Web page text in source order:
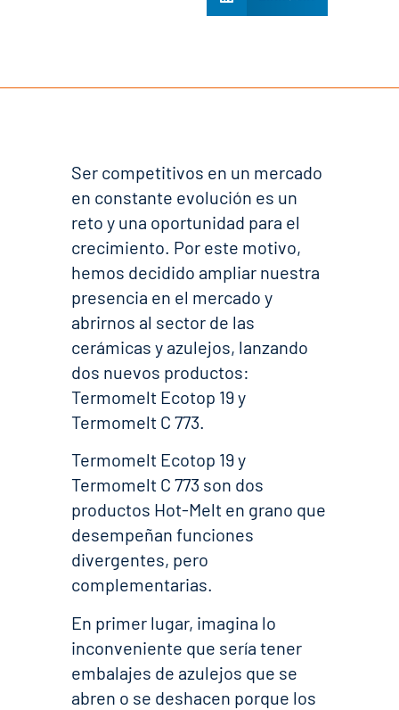
Ser competitivos en un mercado
en constante evolución es un
reto y una oportunidad para el
crecimiento. Por este motivo,
hemos decidido ampliar nuestra
presencia en el mercado y
abrirnos al sector de las
cerámicas y azulejos, lanzando
dos nuevos productos:
Termomelt Ecotop 19 y
Termomelt C 773.
Termomelt Ecotop 19 y
Termomelt C 773 son dos
productos Hot-Melt en grano que
desempeñan funciones
divergentes, pero
complementarias.
En primer lugar, imagina lo
inconveniente que sería tener
embalajes de azulejos que se
abren o se deshacen porque los